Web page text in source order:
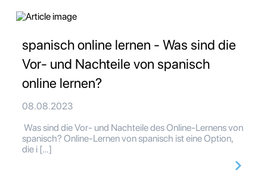
spanisch online lernen - Was sind die
Vor- und Nachteile von spanisch
online lernen?
08.08.2023
Was sind die Vor- und Nachteile des Online-Lernens von
spanisch? Online-Lernen von spanisch ist eine Option,
die i […]